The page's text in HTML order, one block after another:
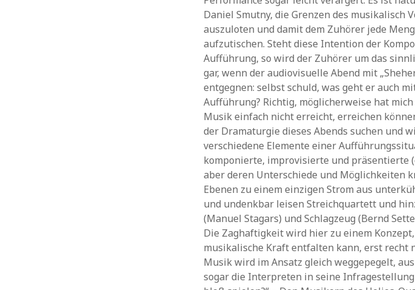
Daniel Smutny, die Grenzen des musikalisch
auszuloten und damit dem Zuhörer jede
aufzutischen. Steht diese Intention der
Aufführung, so wird der Zuhörer um das
gar, wenn der audiovisuelle Abend mit
entgegnen: selbst schuld, was geht er auch
Aufführung? Richtig, möglicherweise hat
Musik einfach nicht erreicht, erreichen
der Dramaturgie dieses Abends suchen und
verschiedene Elemente einer
komponierte, improvisierte und präsentierte
aber deren Unterschiede und Möglichkeiten
Ebenen zu einem einzigen Strom aus
und undenkbar leisen Streichquartett und
(Manuel Stagars) und Schlagzeug (Bernd
Die Zaghaftigkeit wird hier zu einem
musikalische Kraft entfalten kann, erst recht
Musik wird im Ansatz gleich weggepegelt,
sogar die Interpreten in seine